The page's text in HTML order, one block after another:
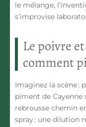
le mélange,
s’improvise
Le poivre
comment
Imaginez la scène :
piment de
rebrousse chemin
spray : une dilution